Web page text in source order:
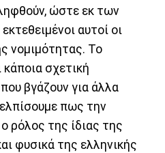
ώστε εκ των
αυτοί οι
νομιμότητας. Το
σχετική
βγάζουν για άλλα
πως την
ρόλος της ίδιας της
φυσικά της ελληνικής